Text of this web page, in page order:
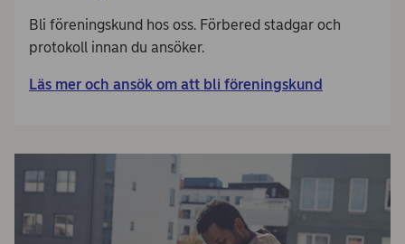
Bli föreningskund hos oss. Förbered stadgar och
protokoll innan du ansöker.
Läs mer och ansök om att bli föreningskund